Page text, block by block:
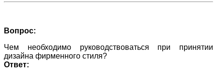
Вопрос:
Чем необходимо руководствоваться при принятии
дизайна фирменного стиля?
Ответ: